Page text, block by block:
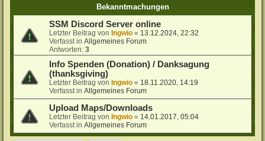
Bekanntmachungen
SSM Discord Server online
Letzter Beitrag von Ingwio « 13.12.2024, 22:32
Verfasst inAllgemeines Forum
Antworten:3
Info Spenden (Donation) / Danksagung
(thanksgiving)
Letzter Beitrag von Ingwio « 18.11.2020, 14:19
Verfasst inAllgemeines Forum
Upload Maps/Downloads
Letzter Beitrag von Ingwio « 14.01.2017, 05:04
Verfasst inAllgemeines Forum